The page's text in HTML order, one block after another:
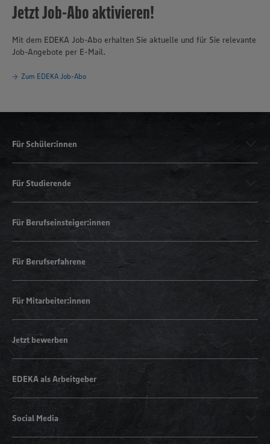
Jetzt Job-Abo aktivieren!
Mit dem EDEKA Job-Abo erhalten Sie aktuelle und für Sie relevante
Job-Angebote per E-Mail.
Zum EDEKA Job-Abo
Für Schüler:innen
Für Studierende
Für Berufseinsteiger:innen
Für Berufserfahrene
Für Mitarbeiter:innen
Jetzt bewerben
EDEKA als Arbeitgeber
Social Media